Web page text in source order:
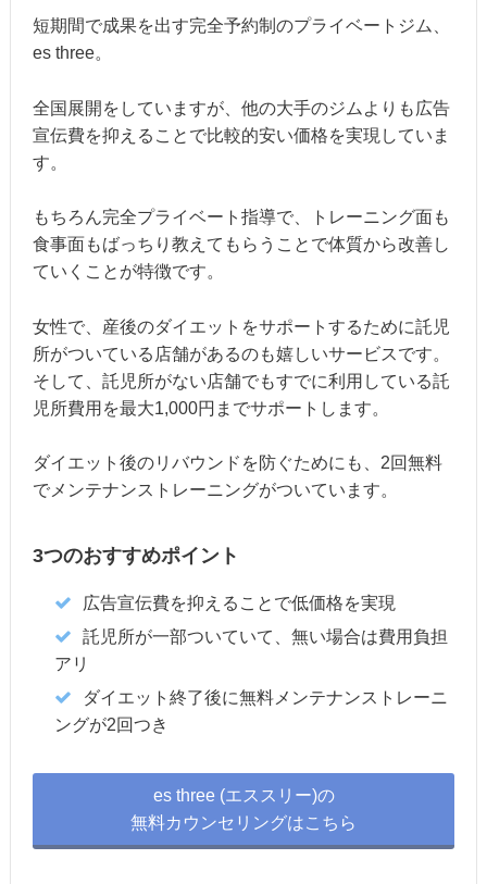
短期間で成果を出す完全予約制のプライベートジム、
es three。
全国展開をしていますが、他の大手のジムよりも広告
宣伝費を抑えることで比較的安い価格を実現していま
す。
もちろん完全プライベート指導で、トレーニング面も
食事面もばっちり教えてもらうことで体質から改善し
ていくことが特徴です。
女性で、産後のダイエットをサポートするために託児
所がついている店舗があるのも嬉しいサービスです。
そして、託児所がない店舗でもすでに利用している託
児所費用を最大1,000円までサポートします。
ダイエット後のリバウンドを防ぐためにも、2回無料
でメンテナンストレーニングがついています。
3つのおすすめポイント
広告宣伝費を抑えることで低価格を実現
託児所が一部ついていて、無い場合は費用負担
アリ
ダイエット終了後に無料メンテナンストレーニ
ングが2回つき
es three (エススリー)の
無料カウンセリングはこちら